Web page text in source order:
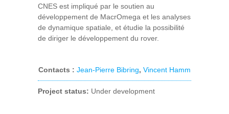
CNES est impliqué par le soutien au
développement de MacrOmega et les analyses
de dynamique spatiale, et étudie la possibilité
de diriger le développement du rover.
Contacts : Jean-Pierre Bibring, Vincent Hamm
Project status: Under development